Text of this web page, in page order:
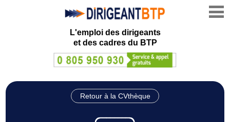
L'emploi des dirigeants
et des cadres du BTP
Retour à la CVthèque